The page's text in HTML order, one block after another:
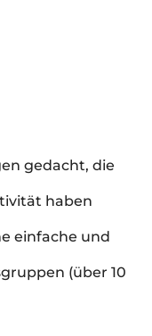
gedacht, die
haben
einfache und
(über 10